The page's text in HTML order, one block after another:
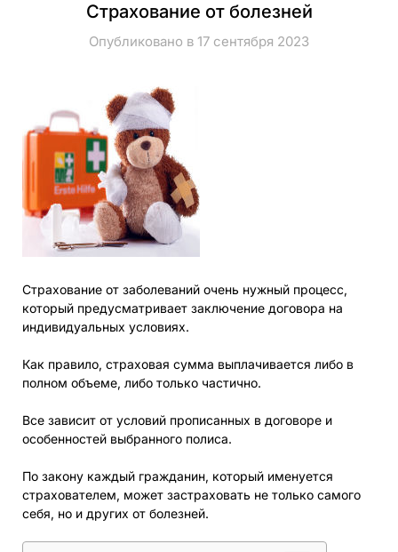
Страхование от болезней
Опубликовано в 17 сентября 2023
Страхование от заболеваний очень нужный процесс,
который предусматривает заключение договора на
индивидуальных условиях.
Как правило, страховая сумма выплачивается либо в
полном объеме, либо только частично.
Все зависит от условий прописанных в договоре и
особенностей выбранного полиса.
По закону каждый гражданин, который именуется
страхователем, может застраховать не только самого
себя, но и других от болезней.